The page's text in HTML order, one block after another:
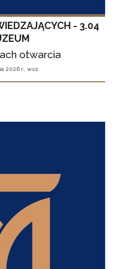
- 3.04
otwarcia
2026 r., wsz